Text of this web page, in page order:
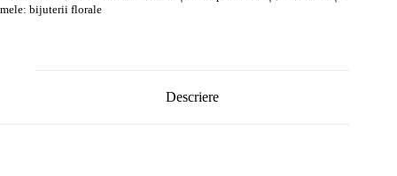
mele: bijuterii florale
Descriere